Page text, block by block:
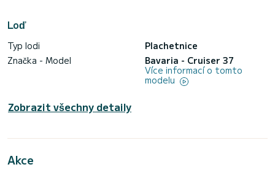
Loď
Typ lodi
Plachetnice
Značka - Model
Bavaria - Cruiser 37
Více informací o tomto
modelu
Zobrazit všechny detaily
Akce